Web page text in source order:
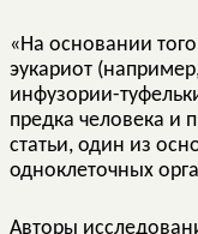
«На основании
эукариот
инфузории-
предка человека и
статьи, один из
одноклеточных
Авторы